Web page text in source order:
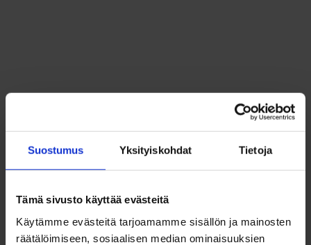
Suostumus Yksityiskohdat Tietoja
Tämä sivusto käyttää evästeitä
Käytämme evästeitä tarjoamamme sisällön ja mainosten
räätälöimiseen, sosiaalisen median ominaisuuksien
Ota yhteyttä
Summer job team